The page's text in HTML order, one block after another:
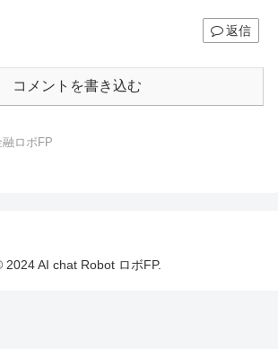
返信
コメントを書き込む
融ロボFP
2024 AI chat Robot ロボFP.